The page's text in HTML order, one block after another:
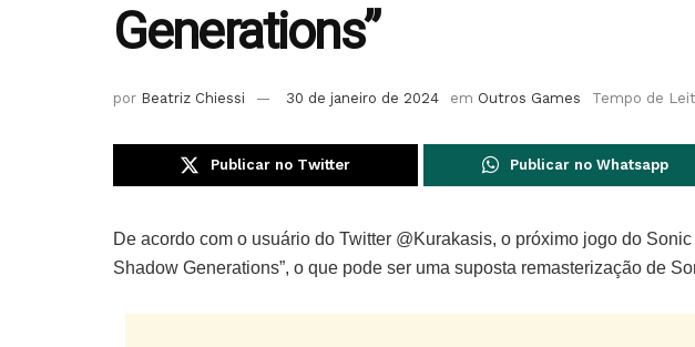
Generations”
por Beatriz Chiessi 30 de janeiro de 2024 em Outros Games Tempo de
Publicar no Twitter Publicar no Whatsapp
De acordo com o usuário do Twitter @Kurakasis, o próximo jogo do
Shadow Generations”, o que pode ser uma suposta remasterização de